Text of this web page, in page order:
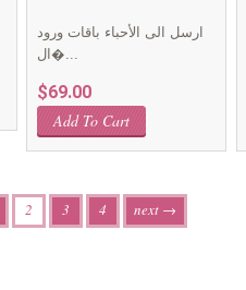
ارسل الى الأحباء باقات ورود
ال�...
$69.00
Add To Cart
2 3 4 next →